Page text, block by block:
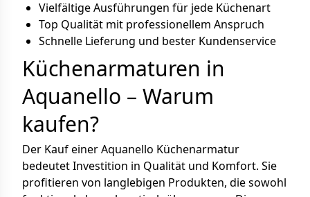
Vielfältige Ausführungen für jede Küchenart
Top Qualität mit professionellem Anspruch
Schnelle Lieferung und bester Kundenservice
Küchenarmaturen in
Aquanello – Warum
kaufen?
Der Kauf einer Aquanello Küchenarmatur
bedeutet Investition in Qualität und Komfort. Sie
profitieren von langlebigen Produkten, die sowohl